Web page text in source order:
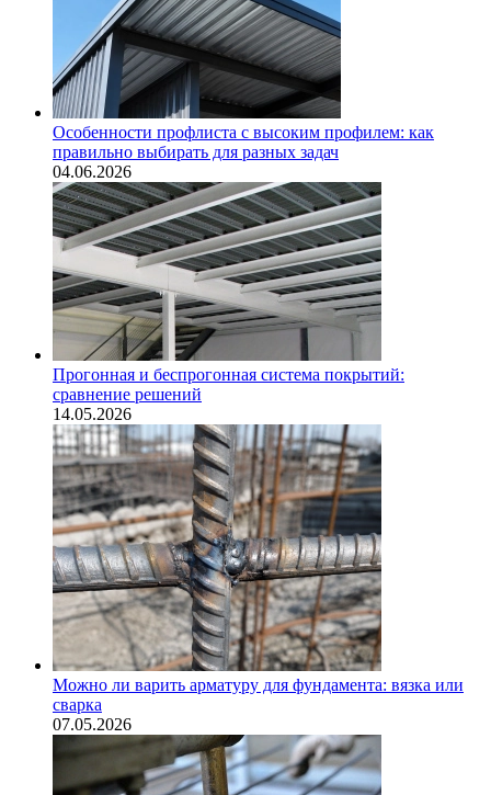
Особенности профлиста с высоким профилем: как
правильно выбирать для разных задач
04.06.2026
Прогонная и беспрогонная система покрытий:
сравнение решений
14.05.2026
Можно ли варить арматуру для фундамента: вязка или
сварка
07.05.2026